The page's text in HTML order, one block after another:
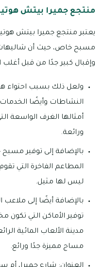
منتجع جميرا بيتش
يعتبر منتجع جميرا بيتش
مسبح خاص، حيث أن شاليهات
وإقبال كبير جدًا من قبل أغلب
ولعل ذلك بسبب احتواء
النشاطات وأيضًا الخدمات
أمثالها الغرف الواسعة
ورائعة.
بالإضافة إلى توفير مسبح
المطاعم الفاخرة التي
ليس لها مثيل.
بالإضافة أيضًا إلى ملاعب
توفير الأماكن التي
مدينة الألعاب المائية
مساج مميزة جدًا ورائع.